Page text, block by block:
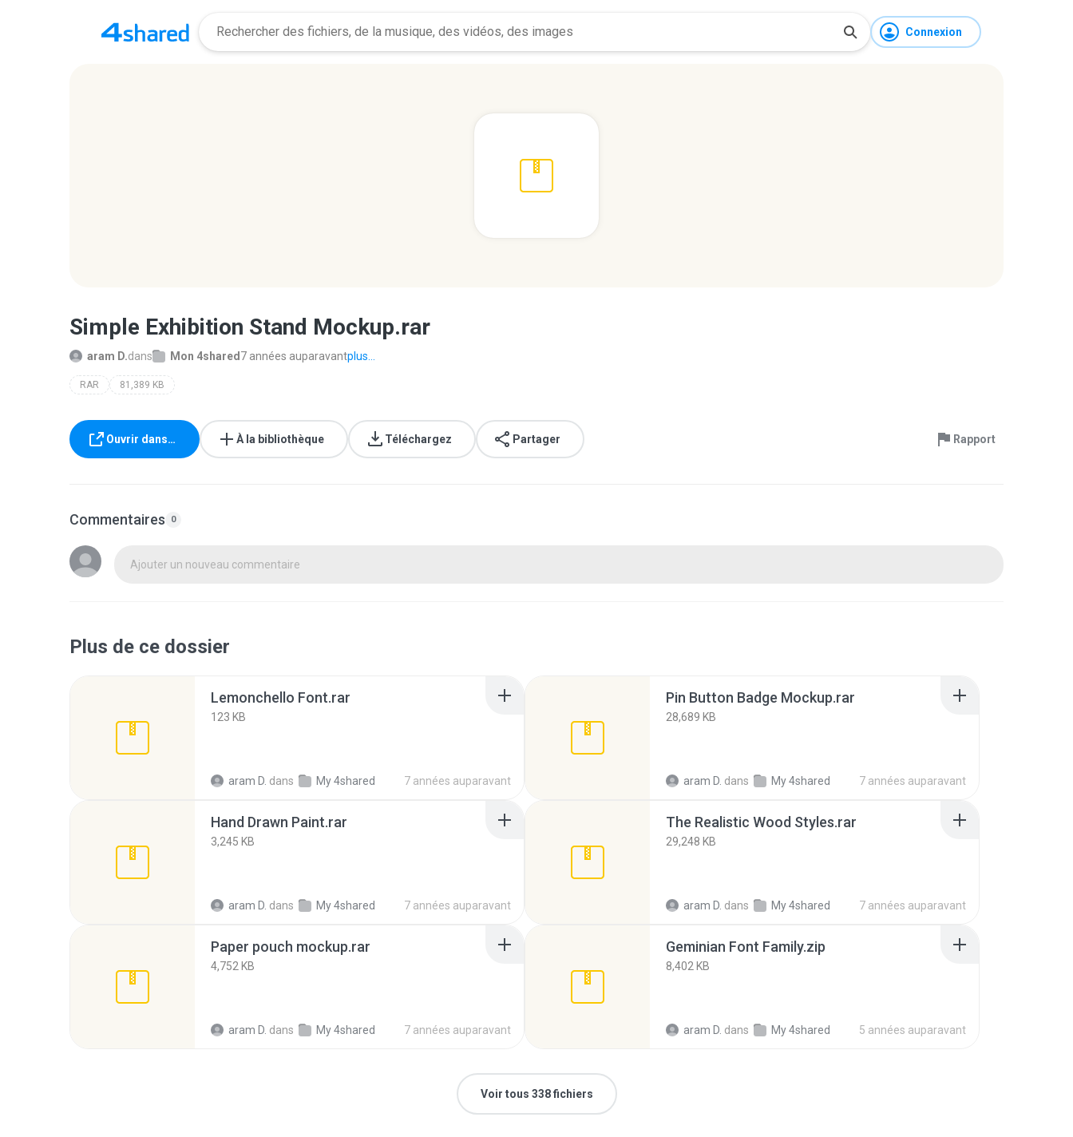
Connexion
Simple Exhibition Stand Mockup.rar
aram D.dans Mon 4shared 7 années auparavantplus...
RAR 81,389 KB
Ouvrir dans… À la bibliothèque Téléchargez Partager Rapport
Commentaires 0
Ajouter un nouveau commentaire
Plus de ce dossier
Lemonchello Font.rar
123 KB
aram D. dans My 4shared 7 années auparavant
Pin Button Badge Mockup.rar
28,689 KB
aram D. dans My 4shared 7 années auparavant
Hand Drawn Paint.rar
3,245 KB
aram D. dans My 4shared 7 années auparavant
The Realistic Wood Styles.rar
29,248 KB
aram D. dans My 4shared 7 années auparavant
Paper pouch mockup.rar
4,752 KB
aram D. dans My 4shared 7 années auparavant
Geminian Font Family.zip
8,402 KB
aram D. dans My 4shared 5 années auparavant
Voir tous 338 fichiers